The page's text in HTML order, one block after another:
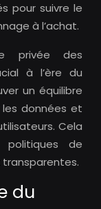
pour suivre le
à l’achat.
privée des
à l’ère du
un équilibre
données et
Cela
de
du